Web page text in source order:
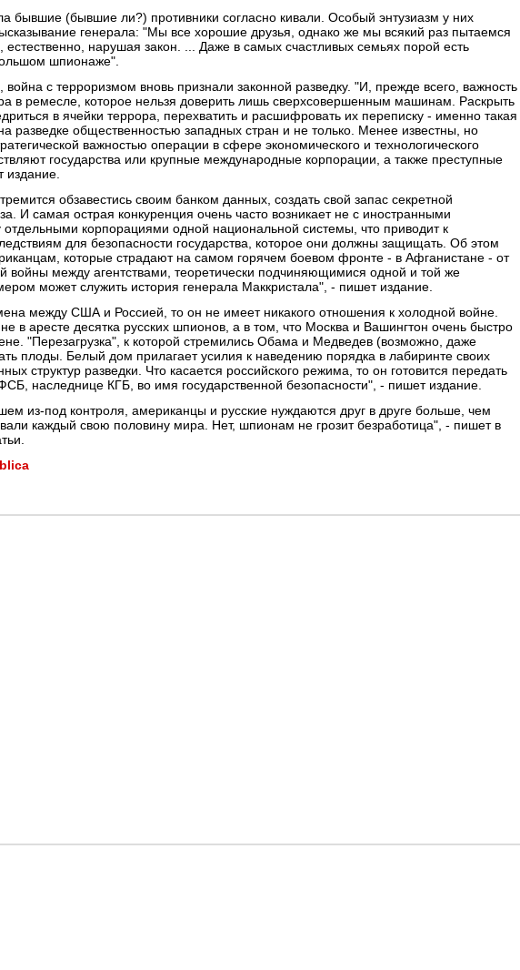
бывшие (бывшие ли?) противники согласно кивали. Особый энтузиазм у них
генерала: "Мы все хорошие друзья, однако же мы всякий раз пытаемся
естественно, нарушая закон. ... Даже в самых счастливых семьях порой есть
шпионаже".
с терроризмом вновь признали законной разведку. "И, прежде всего, важность
в ремесле, которое нельзя доверить лишь сверхсовершенным машинам. Раскрыть
в ячейки террора, перехватить и расшифровать их переписку - именно такая
разведке общественностью западных стран и не только. Менее известны, но
важностью операции в сфере экономического и технологического
государства или крупные международные корпорации, а также преступные
издание.
обзавестись своим банком данных, создать свой запас секретной
И самая острая конкуренция очень часто возникает не с иностранными
отдельными корпорациями одной национальной системы, что приводит к
для безопасности государства, которое они должны защищать. Об этом
которые страдают на самом горячем боевом фронте - в Афганистане - от
войны между агентствами, теоретически подчиняющимися одной и той же
может служить история генерала Маккристала", - пишет издание.
между США и Россией, то он не имеет никакого отношения к холодной войне.
в аресте десятка русских шпионов, а в том, что Москва и Вашингтон очень быстро
"Перезагрузка", к которой стремились Обама и Медведев (возможно, даже
плоды. Белый дом прилагает усилия к наведению порядка в лабиринте своих
структур разведки. Что касается российского режима, то он готовится передать
наследнице КГБ, во имя государственной безопасности", - пишет издание.
из-под контроля, американцы и русские нуждаются друг в друге больше, чем
каждый свою половину мира. Нет, шпионам не грозит безработица", - пишет в